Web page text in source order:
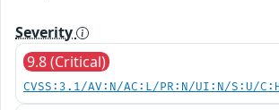
Severity
9.8 (Critical)
CVSS:3.1/AV:N/AC:L/PR:N/UI:N/S:U/